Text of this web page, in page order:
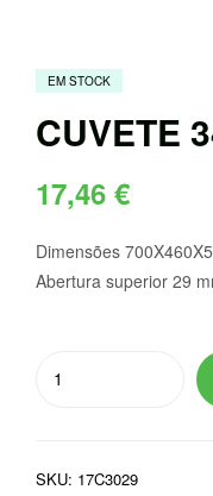
EM STOCK
CUVETE
17,46 €
Dimensões
Abertura superior 29
CAVIDADES
SKU: 17C3029